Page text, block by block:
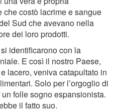
costò lacrime e sangue
Sud che avevano nella
dei loro prodotti.
identificarono con la
E così il nostro Paese,
lacero, veniva catapultato in
Solo per l’orgoglio di
un folle sogno espansionista.
il fatto suo.